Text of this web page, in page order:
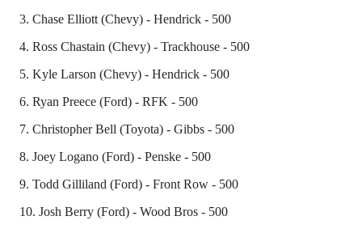
3. Chase Elliott (Chevy) - Hendrick - 500
4. Ross Chastain (Chevy) - Trackhouse - 500
5. Kyle Larson (Chevy) - Hendrick - 500
6. Ryan Preece (Ford) - RFK - 500
7. Christopher Bell (Toyota) - Gibbs - 500
8. Joey Logano (Ford) - Penske - 500
9. Todd Gilliland (Ford) - Front Row - 500
10. Josh Berry (Ford) - Wood Bros - 500